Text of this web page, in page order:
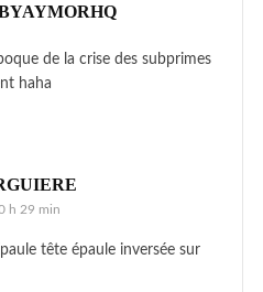
de la crise des subprimes
haha
h 29 min
tête épaule inversée sur